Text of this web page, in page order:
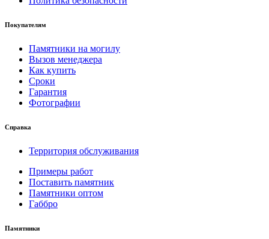
Покупателям
Памятники на могилу
Вызов менеджера
Как купить
Сроки
Гарантия
Фотографии
Справка
Территория обслуживания
Примеры работ
Поставить памятник
Памятники оптом
Габбро
Памятники